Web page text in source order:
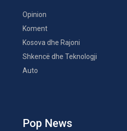
Opinion
Koment
Kosova dhe Rajoni
Shkencë dhe Teknologji
Auto
Pop News